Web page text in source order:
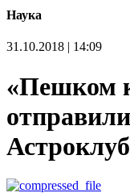
Наука
31.10.2018 | 14:09
«Пешком